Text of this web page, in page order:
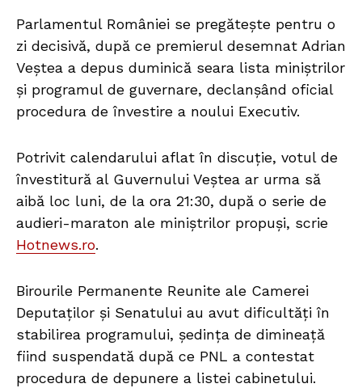
Parlamentul României se pregătește pentru o
zi decisivă, după ce premierul desemnat Adrian
Veștea a depus duminică seara lista miniștrilor
și programul de guvernare, declanșând oficial
procedura de învestire a noului Executiv.
Potrivit calendarului aflat în discuție, votul de
învestitură al Guvernului Veștea ar urma să
aibă loc luni, de la ora 21:30, după o serie de
audieri-maraton ale miniștrilor propuși, scrie
Hotnews.ro.
Birourile Permanente Reunite ale Camerei
Deputaților și Senatului au avut dificultăți în
stabilirea programului, ședința de dimineață
fiind suspendată după ce PNL a contestat
procedura de depunere a listei cabinetului.